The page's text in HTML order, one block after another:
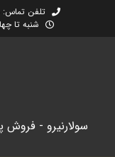
تلفن تماس: ۰۹۱۰۱۶۸۱۱۳۸ - ۰۲۱۸۸۴۵۸۶۱۹ - ۰۲۱۸۶۱۲۵۹۱۵
شنبه تا چهارشنبه از ۹ صبح
سولارنیرو - فروش